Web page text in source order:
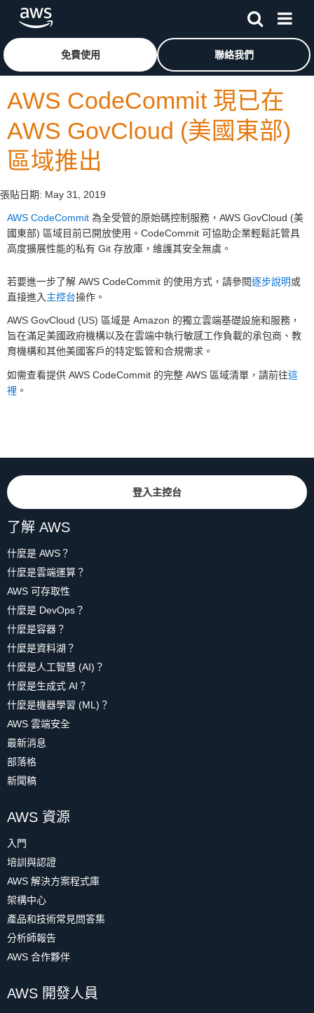
跳至主要內容按一下這裡可返回 Amazon Web Services 首頁
免費使用 聯絡我們
AWS CodeCommit 現已在
AWS GovCloud (美國東部)
區域推出
張貼日期: May 31, 2019
AWS CodeCommit 為全受管的原始碼控制服務，AWS GovCloud (美
國東部) 區域目前已開放使用。CodeCommit 可協助企業輕鬆託管具
高度擴展性能的私有 Git 存放庫，維護其安全無虞。
若要進一步了解 AWS CodeCommit 的使用方式，請參閱逐步說明或
直接進入 主控台操作。
AWS GovCloud (US) 區域是 Amazon 的獨立雲端基礎設施和服務，
旨在滿足美國政府機構以及在雲端中執行敏感工作負載的承包商、教
育機構和其他美國客戶的特定監管和合規需求。
如需查看提供 AWS CodeCommit 的完整 AWS 區域清單，請前往這
裡 。
登入主控台
了解 AWS
什麼是 AWS？
什麼是雲端運算？
AWS 可存取性
什麼是 DevOps？
什麼是容器？
什麼是資料湖？
什麼是人工智慧 (AI)？
什麼是生成式 AI？
什麼是機器學習 (ML)？
AWS 雲端安全
最新消息
部落格
新聞稿
AWS 資源
入門
培訓與認證
AWS 解決方案程式庫
架構中心
產品和技術常見問答集
分析師報告
AWS 合作夥伴
AWS 開發人員